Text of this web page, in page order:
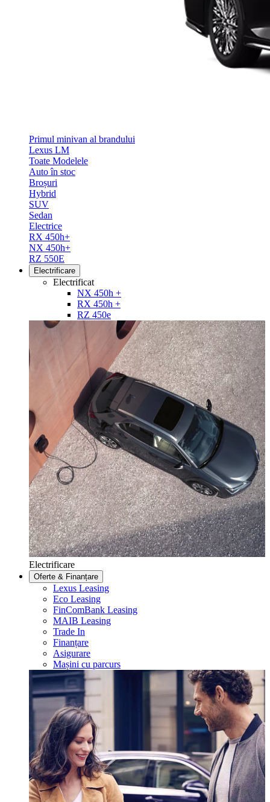
Primul minivan al brandului
Lexus LM
Toate Modelele
Auto în stoc
Broșuri
Hybrid
SUV
Sedan
Electrice
RX 450h+
NX 450h+
RZ 550E
Electrificare
Electrificat
NX 450h +
RX 450h +
RZ 450e
Electrificare
Oferte & Finanțare
Lexus Leasing
Eco Leasing
FinComBank Leasing
MAIB Leasing
Trade In
Finanțare
Asigurare
Mașini cu parcurs